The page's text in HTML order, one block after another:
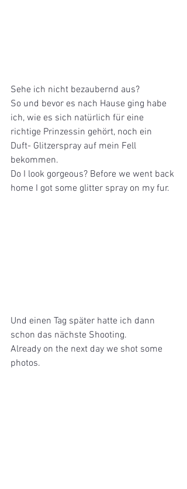
Sehe ich nicht bezaubernd aus?
So und bevor es nach Hause ging habe
ich, wie es sich natürlich für eine
richtige Prinzessin gehört, noch ein
Duft- Glitzerspray auf mein Fell
bekommen.
Do I look gorgeous? Before we went back
home I got some glitter spray on my fur.
Und einen Tag später hatte ich dann
schon das nächste Shooting.
Already on the next day we shot some
photos.